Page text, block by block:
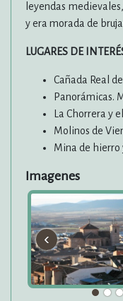
leyendas
y era morada de
LUGARES DE
Cañada Real
Panorámicas.
La Chorrera y
Molinos de
Mina de hierro
Imagenes
‹